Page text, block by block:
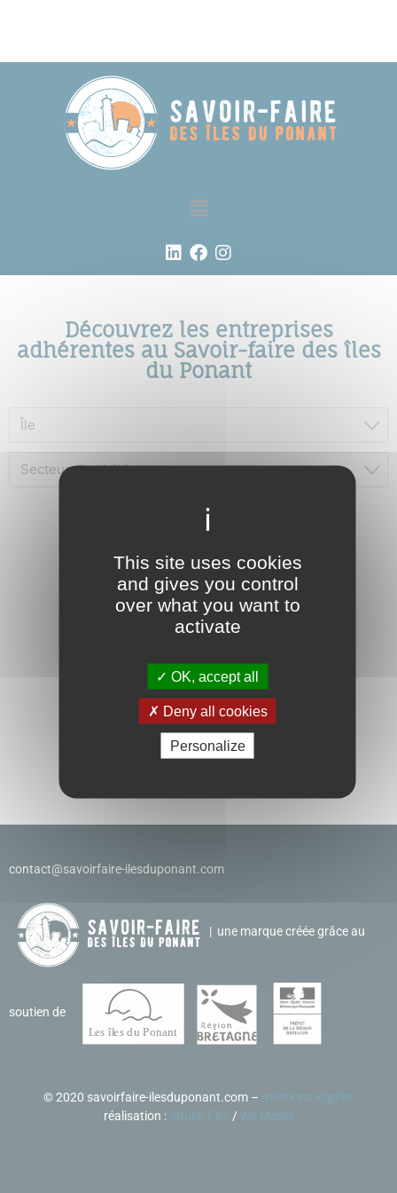
Découvrez les entreprises
adhérentes au Savoir-faire des îles
du Ponant
Île
Secteur d'activité
contact@savoirfaire-ilesduponant.com
| une marque créée grâce au
soutien de
©2020 savoirfaire-ilesduponant.com – mentions légales
réalisation : Studio F&F / We Media
This site uses cookies
and gives you control
over what you want to
activate
OK, accept all
Deny all cookies
Personalize